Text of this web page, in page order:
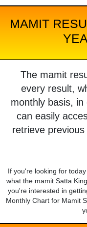
MAMIT
The mamit
every result,
monthly basis,
can easily
retrieve
If you're looking for
what the mamit Satta
you're interested in
Monthly Chart for Mamit